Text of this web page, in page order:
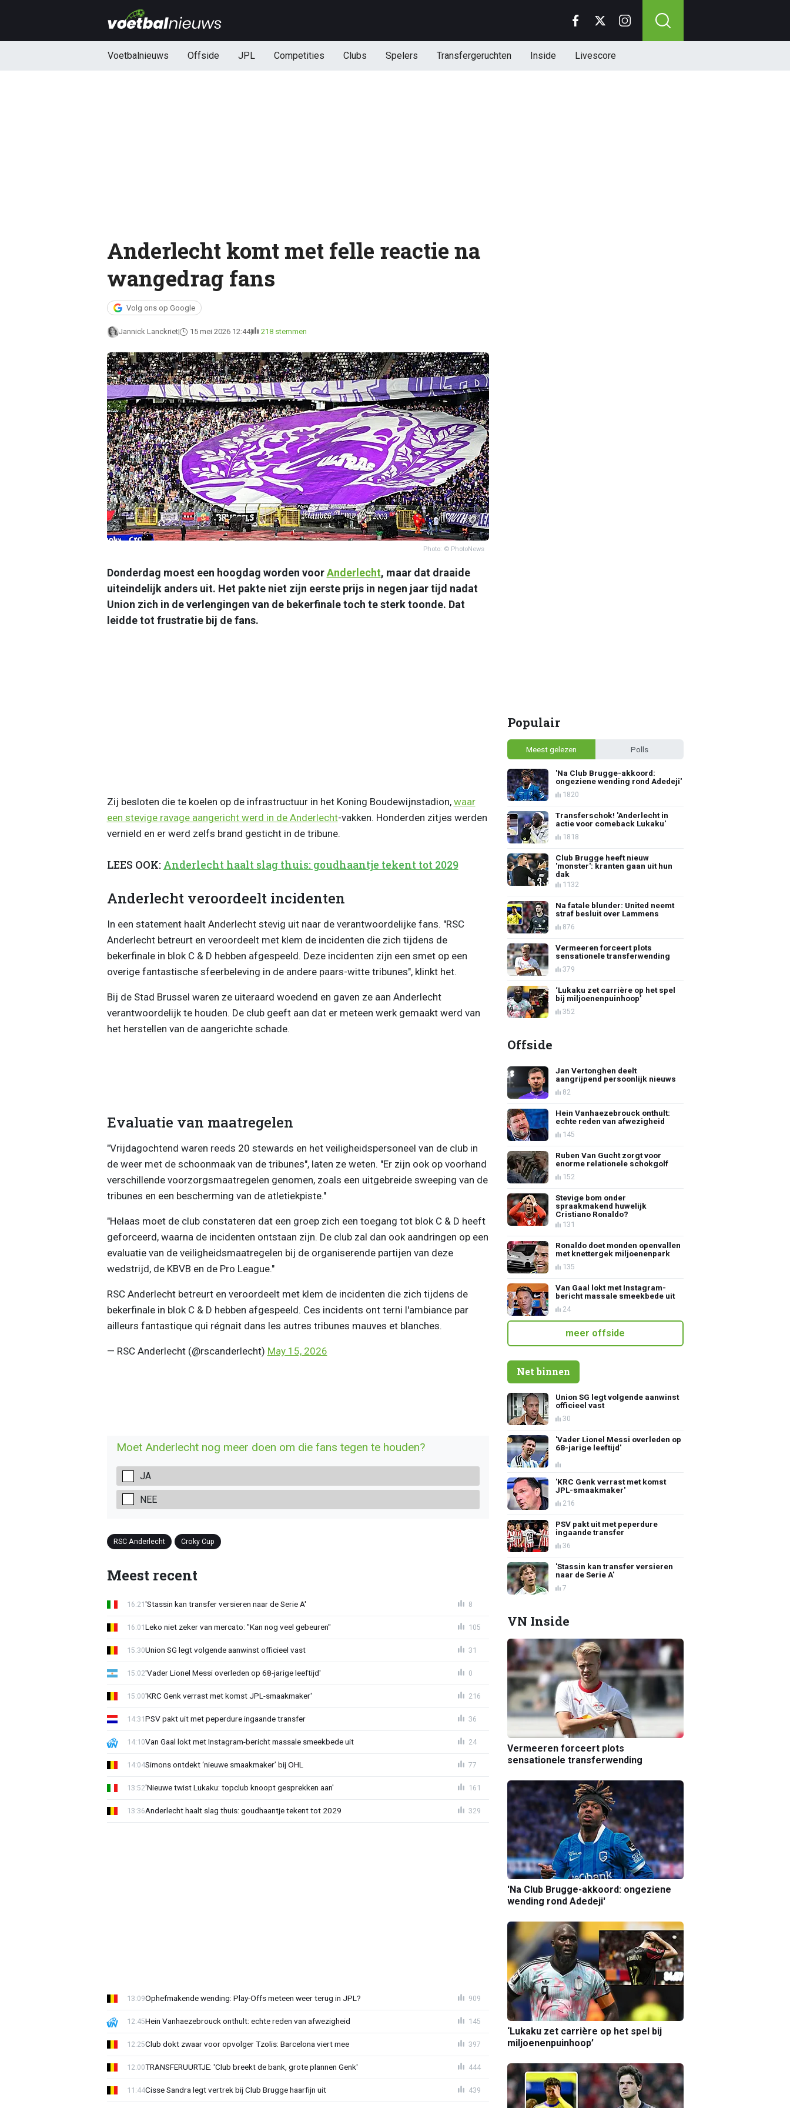
Voetbalnieuws Offside JPL Competities Clubs Spelers Transfergeruchten Inside Livescore
Anderlecht komt met felle reactie na
wangedrag fans
Volg ons op Google
Jannick Lanckriet 15 mei 2026 12:44 218 stemmen
Photo: © PhotoNews
Donderdag moest een hoogdag worden voorAnderlecht, maar dat draaide
uiteindelijk anders uit. Het pakte niet zijn eerste prijs in negen jaar tijd nadat
Union zich in de verlengingen van de bekerfinale toch te sterk toonde. Dat
leidde tot frustratie bij de fans.
Zij besloten die te koelen op de infrastructuur in het Koning Boudewijnstadion, waar
een stevige ravage aangericht werd in de Anderlecht-vakken. Honderden zitjes werden
vernield en er werd zelfs brand gesticht in de tribune.
LEES OOK: Anderlecht haalt slag thuis: goudhaantje tekent tot 2029
Anderlecht veroordeelt incidenten
In een statement haalt Anderlecht stevig uit naar de verantwoordelijke fans. "RSC
Anderlecht betreurt en veroordeelt met klem de incidenten die zich tijdens de
bekerfinale in blok C & D hebben afgespeeld. Deze incidenten zijn een smet op een
overige fantastische sfeerbeleving in de andere paars-witte tribunes", klinkt het.
Bij de Stad Brussel waren ze uiteraard woedend en gaven ze aan Anderlecht
verantwoordelijk te houden. De club geeft aan dat er meteen werk gemaakt werd van
het herstellen van de aangerichte schade.
Evaluatie van maatregelen
"Vrijdagochtend waren reeds 20 stewards en het veiligheidspersoneel van de club in
de weer met de schoonmaak van de tribunes", laten ze weten. "Er zijn ook op voorhand
verschillende voorzorgsmaatregelen genomen, zoals een uitgebreide sweeping van de
tribunes en een bescherming van de atletiekpiste."
"Helaas moet de club constateren dat een groep zich een toegang tot blok C & D heeft
geforceerd, waarna de incidenten ontstaan zijn. De club zal dan ook aandringen op een
evaluatie van de veiligheidsmaatregelen bij de organiserende partijen van deze
wedstrijd, de KBVB en de Pro League."
RSC Anderlecht betreurt en veroordeelt met klem de incidenten die zich tijdens de
bekerfinale in blok C & D hebben afgespeeld. Ces incidents ont terni l'ambiance par
ailleurs fantastique qui régnait dans les autres tribunes mauves et blanches.
— RSC Anderlecht (@rscanderlecht) May 15, 2026
Moet Anderlecht nog meer doen om die fans tegen te houden?
JA
NEE
RSC Anderlecht Croky Cup
Meest recent
'Stassin kan transfer versieren naar de Serie A'
16:21 8
Leko niet zeker van mercato: "Kan nog veel gebeuren"
16:01 105
Union SG legt volgende aanwinst officieel vast
15:30 31
'Vader Lionel Messi overleden op 68-jarige leeftijd'
15:02 0
'KRC Genk verrast met komst JPL-smaakmaker'
15:00 216
PSV pakt uit met peperdure ingaande transfer
14:31 36
Van Gaal lokt met Instagram-bericht massale smeekbede uit
14:10 24
Simons ontdekt ‘nieuwe smaakmaker’ bij OHL
14:04 77
'Nieuwe twist Lukaku: topclub knoopt gesprekken aan'
13:52 161
Anderlecht haalt slag thuis: goudhaantje tekent tot 2029
13:36 329
Ophefmakende wending: Play-Offs meteen weer terug in JPL?
13:09 909
Hein Vanhaezebrouck onthult: echte reden van afwezigheid
12:45 145
Club dokt zwaar voor opvolger Tzolis: Barcelona viert mee
12:25 397
TRANSFERUURTJE: 'Club breekt de bank, grote plannen Genk'
12:00 444
Cisse Sandra legt vertrek bij Club Brugge haarfijn uit
11:44 439
Populair
Meest gelezen Polls
'Na Club Brugge-akkoord:
ongeziene wending rond Adedeji'
1820
Transferschok! 'Anderlecht in
actie voor comeback Lukaku'
1818
Club Brugge heeft nieuw
'monster': kranten gaan uit hun
dak
1132
Na fatale blunder: United neemt
straf besluit over Lammens
876
Vermeeren forceert plots
sensationele transferwending
379
‘Lukaku zet carrière op het spel
bij miljoenenpuinhoop’
352
Offside
Jan Vertonghen deelt
aangrijpend persoonlijk nieuws
82
Hein Vanhaezebrouck onthult:
echte reden van afwezigheid
145
Ruben Van Gucht zorgt voor
enorme relationele schokgolf
152
Stevige bom onder
spraakmakend huwelijk
Cristiano Ronaldo?
131
Ronaldo doet monden openvallen
met knettergek miljoenenpark
135
Van Gaal lokt met Instagram-
bericht massale smeekbede uit
24
meer offside
Net binnen
Union SG legt volgende aanwinst
officieel vast
30
'Vader Lionel Messi overleden op
68-jarige leeftijd'
'KRC Genk verrast met komst
JPL-smaakmaker'
216
PSV pakt uit met peperdure
ingaande transfer
36
'Stassin kan transfer versieren
naar de Serie A'
7
VN Inside
Vermeeren forceert plots
sensationele transferwending
'Na Club Brugge-akkoord: ongeziene
wending rond Adedeji'
‘Lukaku zet carrière op het spel bij
miljoenenpuinhoop’